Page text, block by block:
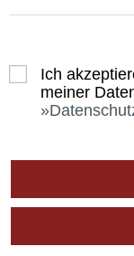
Ich
meiner